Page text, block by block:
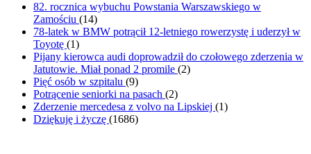
82. rocznica wybuchu Powstania Warszawskiego w
Zamościu (14)
78-latek w BMW potrącił 12-letniego rowerzystę i uderzył w
Toyotę (1)
Pijany kierowca audi doprowadził do czołowego zderzenia w
Jatutowie. Miał ponad 2 promile (2)
Pięć osób w szpitalu (9)
Potrącenie seniorki na pasach (2)
Zderzenie mercedesa z volvo na Lipskiej (1)
Dziękuję i życzę (1686)